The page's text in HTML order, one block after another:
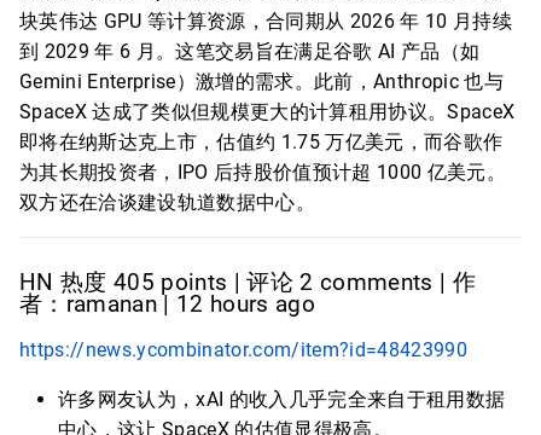
块英伟达 GPU 等计算资源，合同期从 2026 年 10 月持续
到 2029 年 6 月。这笔交易旨在满足谷歌 AI 产品（如
Gemini Enterprise）激增的需求。此前，Anthropic 也与
SpaceX 达成了类似但规模更大的计算租用协议。SpaceX
即将在纳斯达克上市，估值约 1.75 万亿美元，而谷歌作
为其长期投资者，IPO 后持股价值预计超 1000 亿美元。
双方还在洽谈建设轨道数据中心。
HN 热度 405 points | 评论 2 comments | 作
者：ramanan | 12 hours ago
https://news.ycombinator.com/item?id=48423990
许多网友认为，xAI 的收入几乎完全来自于租用数据
中心，这让 SpaceX 的估值显得极高。